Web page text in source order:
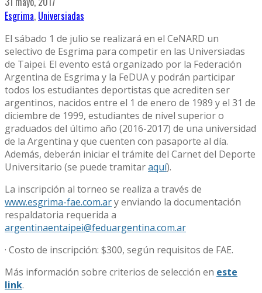
Esgrima, Universiadas
El sábado 1 de julio se realizará en el CeNARD un
selectivo de Esgrima para competir en las Universiadas
de Taipei. El evento está organizado por la Federación
Argentina de Esgrima y la FeDUA y podrán participar
todos los estudiantes deportistas que acrediten ser
argentinos, nacidos entre el 1 de enero de 1989 y el 31 de
diciembre de 1999, estudiantes de nivel superior o
graduados del último año (2016-2017) de una universidad
de la Argentina y que cuenten con pasaporte al día.
Además, deberán iniciar el trámite del Carnet del Deporte
Universitario (se puede tramitaraquí).
La inscripción al torneo se realiza a través de
www.esgrima-fae.com.ary enviando la documentación
respaldatoria requerida a
argentinaentaipei@feduargentina.com.ar
· Costo de inscripción: $300, según requisitos de FAE.
Más información sobre criterios de selección en este
link.